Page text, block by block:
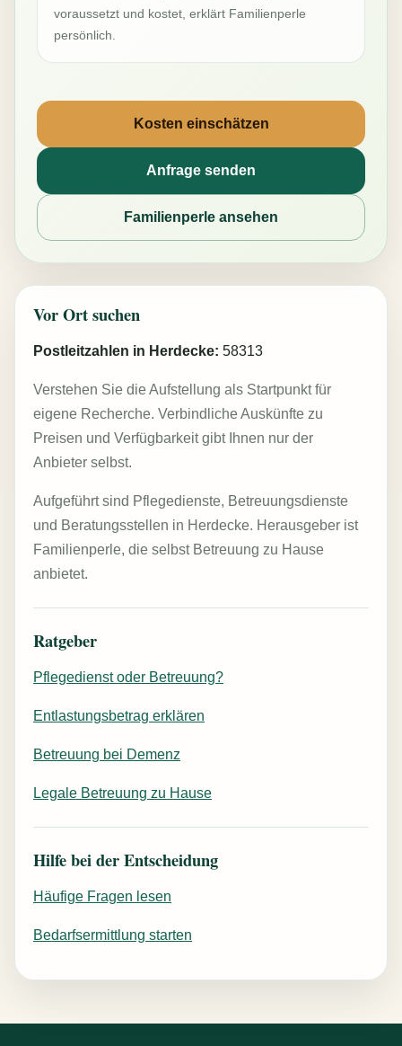
voraussetzt und kostet, erklärt Familienperle
persönlich.
Kosten einschätzen
Anfrage senden
Familienperle ansehen
Vor Ort suchen
Postleitzahlen in Herdecke: 58313
Verstehen Sie die Aufstellung als Startpunkt für
eigene Recherche. Verbindliche Auskünfte zu
Preisen und Verfügbarkeit gibt Ihnen nur der
Anbieter selbst.
Aufgeführt sind Pflegedienste, Betreuungsdienste
und Beratungsstellen in Herdecke. Herausgeber ist
Familienperle, die selbst Betreuung zu Hause
anbietet.
Ratgeber
Pflegedienst oder Betreuung?
Entlastungsbetrag erklären
Betreuung bei Demenz
Legale Betreuung zu Hause
Hilfe bei der Entscheidung
Häufige Fragen lesen
Bedarfsermittlung starten